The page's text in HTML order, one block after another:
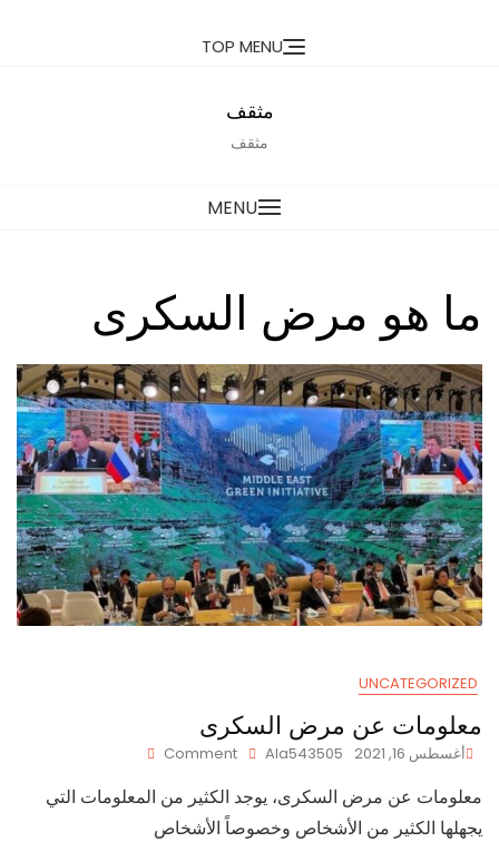
TOP MENU
مثقف
مثقف
MENU
ما هو مرض السكرى
UNCATEGORIZED
معلومات عن مرض السكرى
أغسطس 16, 2021 Ala543505
Comment
عن
معلومات عن مرض السكرى، يوجد الكثير من المعلومات التي
يجهلها الكثير من الأشخاص وخصوصاً الأشخاص